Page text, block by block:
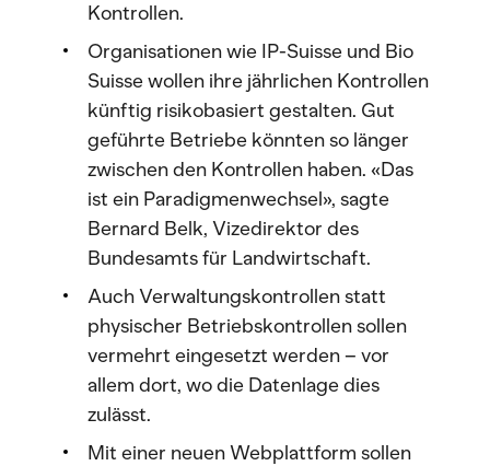
Kontrollen.
Organisationen wie IP-Suisse und Bio
Suisse wollen ihre jährlichen Kontrollen
künftig risikobasiert gestalten. Gut
geführte Betriebe könnten so länger
zwischen den Kontrollen haben. «Das
ist ein Paradigmenwechsel», sagte
Bernard Belk, Vizedirektor des
Bundesamts für Landwirtschaft.
Auch Verwaltungskontrollen statt
physischer Betriebskontrollen sollen
vermehrt eingesetzt werden – vor
allem dort, wo die Datenlage dies
zulässt.
Mit einer neuen Webplattform sollen